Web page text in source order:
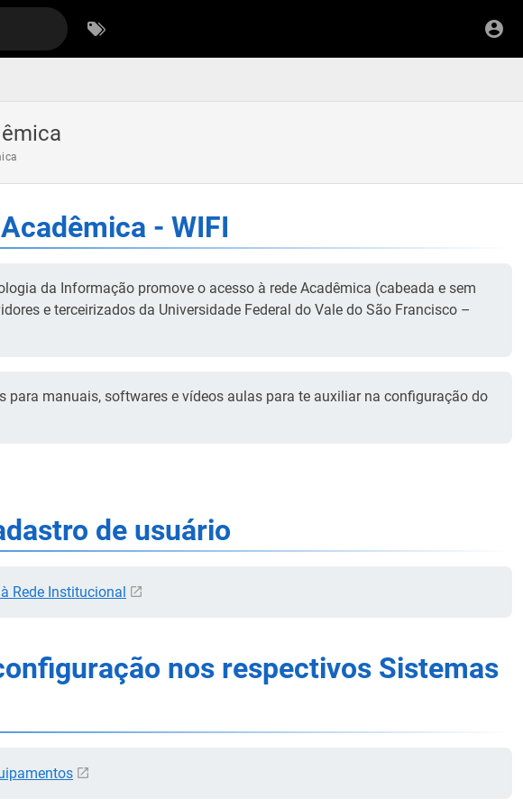
- WIFI
da Informação promove o acesso à rede Acadêmica (cabeada e sem
e terceirizados da Universidade Federal do Vale do São Francisco –
para manuais, softwares e vídeos aulas para te auxiliar na configuração do
de usuário
Rede Institucional
nos respectivos Sistemas